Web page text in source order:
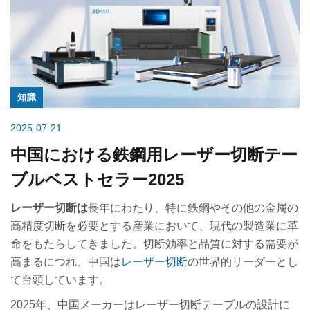
知識
2025-07-21
中国における鉄鋼用レーザー切断テー
ブルベストセラー2025
レーザー切断は長年にわたり、特に鉄鋼やその他の金属の
高精度切断を必要とする産業において、現代の製造業に革
命をもたらしてきました。切断効率と品質に対する需要が
高まるにつれ、中国はレーザー切断の世界的リーダーとし
て台頭しています。
2025年、中国メーカーはレーザー切断テーブルの設計に